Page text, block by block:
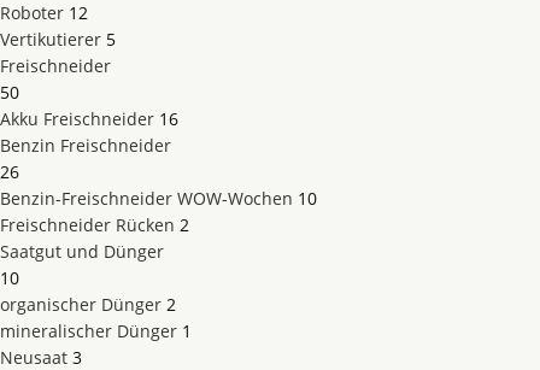
Roboter 12
Vertikutierer 5
Freischneider
50
Akku Freischneider 16
Benzin Freischneider
26
Benzin-Freischneider WOW-Wochen 10
Freischneider Rücken 2
Saatgut und Dünger
10
organischer Dünger 2
mineralischer Dünger 1
Neusaat 3